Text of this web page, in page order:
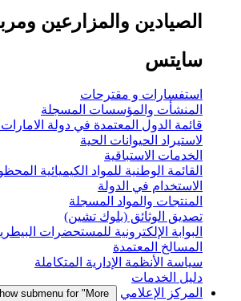
الصيادين والمزارعين
سايتس
استفسارات و مقترحات
المنشأت والمؤسسات المسجلة
قائمة الدول المعتمدة في دولة الامارات
لاستيراد الحيوانات الحية
الخدمات الاستباقية
القائمة الوطنية للمواد الكيميائية
الاستخدام في الدولة
المنتجات والمواد المسجلة
تصديق الوثائق (بلوك تشين)
البوابة الإلكترونية للمستحضرات
المسالخ المعتمدة
سياسة الأنظمة الإدارية المتكاملة
دليل الخدمات
المركز الإعلامي
submenu for "More"